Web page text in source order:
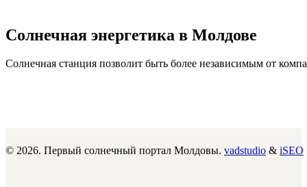
Солнечная энергетика в Молдове
Солнечная станция позволит быть более независимым от
© 2026. Первый солнечный портал Молдовы. vadstudio & iSEO